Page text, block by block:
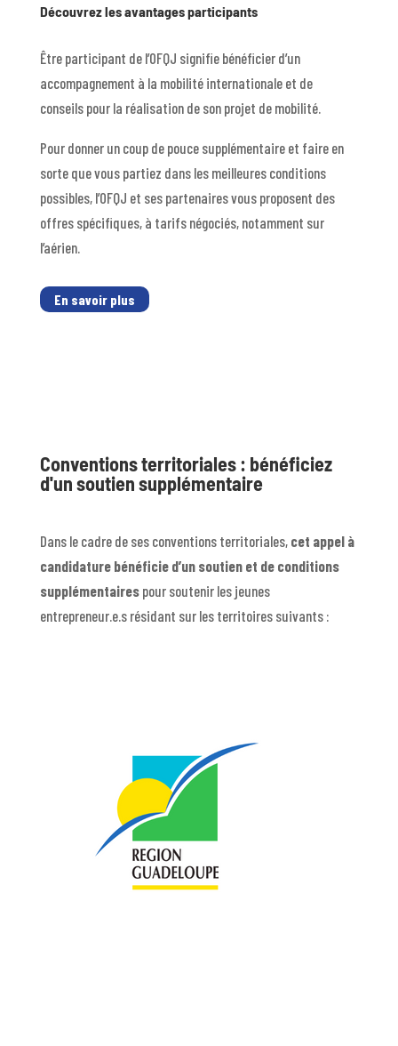
Découvrez les avantages participants
Être participant de l’OFQJ signifie bénéficier d’un
accompagnement à la mobilité internationale et de
conseils pour la réalisation de son projet de mobilité.
Pour donner un coup de pouce supplémentaire et faire en
sorte que vous partiez dans les meilleures conditions
possibles, l’OFQJ et ses partenaires vous proposent des
offres spécifiques, à tarifs négociés, notamment sur
l’aérien.
En savoir plus
Conventions territoriales : bénéficiez
d'un soutien supplémentaire
Dans le cadre de ses conventions territoriales, cet appel à
candidature bénéficie d’un soutien et de conditions
supplémentairespour soutenir les jeunes
entrepreneur.e.s résidant sur les territoires suivants :